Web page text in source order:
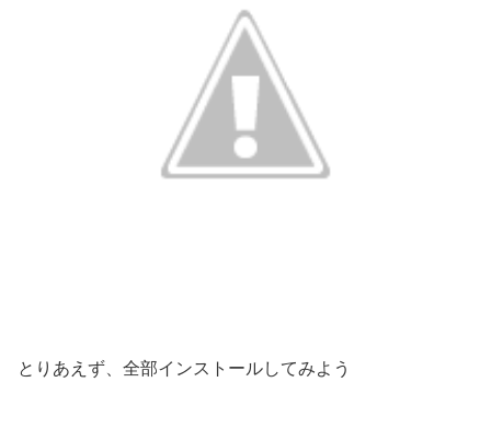
とりあえず、全部インストールしてみよう